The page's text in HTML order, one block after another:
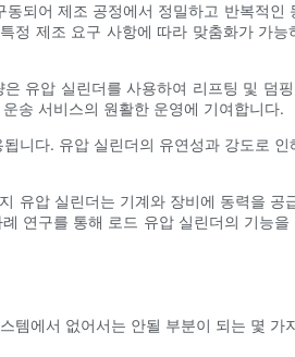
되어 제조 공정에서 정밀하고 반복적인
정 제조 요구 사항에 따라 맞춤화가 가
유압 실린더를 사용하여 리프팅 및 덤
송 서비스의 원활한 운영에 기여합니다.
니다. 유압 실린더의 유연성과 강도로
유압 실린더는 기계와 장비에 동력을 공
연구를 통해 로드 유압 실린더의 기능
에서 없어서는 안될 부분이 되는 몇 가